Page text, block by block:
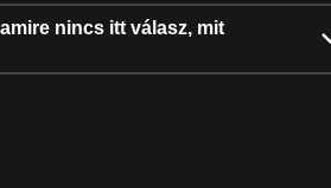
nincs itt válasz, mit